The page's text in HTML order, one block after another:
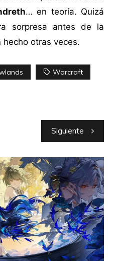
… en teoría. Quizá
sorpresa antes de la
hecho otras veces.
Warcraft
Siguiente